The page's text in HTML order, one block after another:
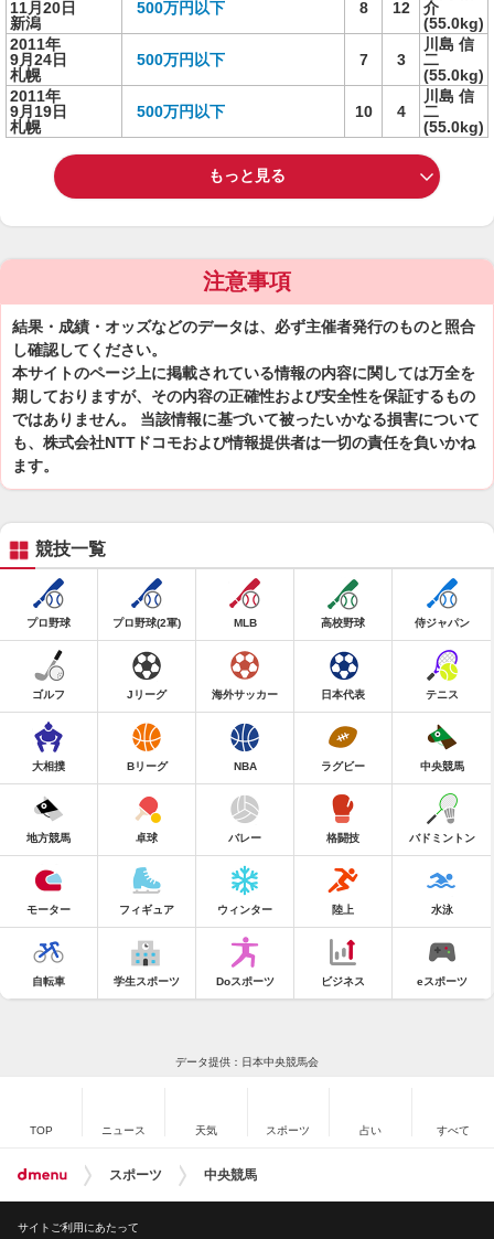
11月20日
新潟
500万円以下 8 12
介
(55.0kg)
2011年
9月24日
札幌
500万円以下 7 3
川島 信
二
(55.0kg)
2011年
9月19日
札幌
500万円以下 10 4
川島 信
二
(55.0kg)
もっと見る
注意事項
結果・成績・オッズなどのデータは、必ず主催者発行のものと照合
し確認してください。
本サイトのページ上に掲載されている情報の内容に関しては万全を
期しておりますが、その内容の正確性および安全性を保証するもの
ではありません。 当該情報に基づいて被ったいかなる損害について
も、株式会社NTTドコモおよび情報提供者は一切の責任を負いかね
ます。
競技一覧
プロ野球 プロ野球(2軍) MLB 高校野球 侍ジャパン
ゴルフ Jリーグ 海外サッカー 日本代表 テニス
大相撲 Bリーグ NBA ラグビー 中央競馬
地方競馬 卓球 バレー 格闘技 バドミントン
モーター フィギュア ウィンター 陸上 水泳
自転車 学生スポーツ Doスポーツ ビジネス eスポーツ
データ提供：日本中央競馬会
TOP ニュース 天気 スポーツ 占い すべて
スポーツ 中央競馬
サイトご利用にあたって